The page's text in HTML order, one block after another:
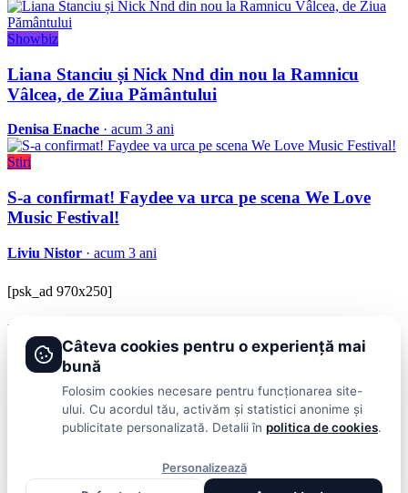
Showbiz
Liana Stanciu și Nick Nnd din nou la Ramnicu
Vâlcea, de Ziua Pământului
Denisa Enache · acum 3 ani
Stiri
S-a confirmat! Faydee va urca pe scena We Love
Music Festival!
Liviu Nistor · acum 3 ani
[psk_ad 970x250]
BRAVOnet
Showbiz, vedete si tot ce misca in lumea mondena
ShowbizPublicitateLifestyleHealth & BeautyCasa si Gradina
Câteva cookies pentru o experiență mai
bună
Folosim cookies necesare pentru funcționarea site-
ului. Cu acordul tău, activăm și statistici anonime și
publicitate personalizată. Detalii în politica de cookies.
Personalizează